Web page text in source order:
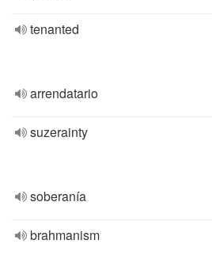
tenanted
arrendatario
suzerainty
soberanía
brahmanism